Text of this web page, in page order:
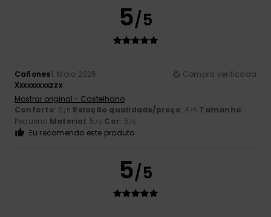
5/5
Cañones1. Maio 2026
Compra verificada
Xxxxxxxxxzzx
Mostrar original - Castelhano
Conforto: 5 /5 Relação qualidade/preço: 4 /5 Tamanho:
Pequeno Material: 5 /5 Cor: 5/5
Eu recomendo este produto
5/5